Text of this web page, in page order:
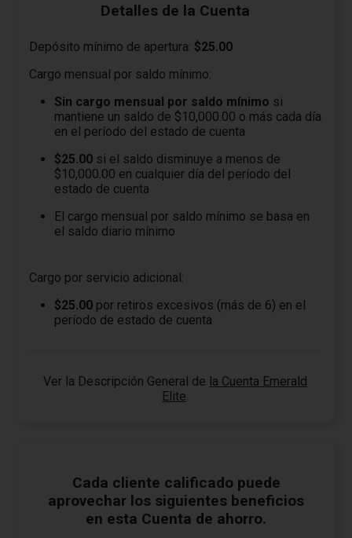
Detalles de la Cuenta
Depósito mínimo de apertura: $25.00
Cargo mensual por saldo mínimo:
Sin cargo mensual por saldo mínimo si
mantiene un saldo de $10,000.00 o más cada día
en el período del estado de cuenta
$25.00 si el saldo disminuye a menos de
$10,000.00 en cualquier día del período del
estado de cuenta
El cargo mensual por saldo mínimo se basa en
el saldo diario mínimo
Cargo por servicio adicional:
$25.00 por retiros excesivos (más de 6) en el
período de estado de cuenta
Ver la Descripción General de la Cuenta Emerald
Elite.
Cada cliente calificado puede
aprovechar los siguientes beneficios
en esta Cuenta de ahorro.